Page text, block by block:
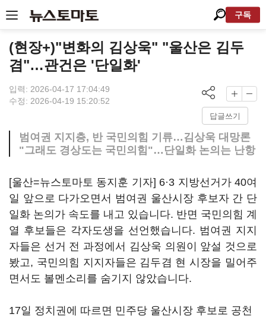
구독
(현장+)"변화의 김상욱" "울산은 김두
겸"…관건은 '단일화'
입력: 2026-04-17 17:04:49
수정: 2026-04-19 15:20:52
답글쓰기
범여권 지지층, 반 국민의힘 기류…김상욱 대망론
"그래도 경상도는 국민의힘"…단일화 논의는 난항
[울산=뉴스토마토 동지훈 기자] 6·3 지방선거가 40여
일 앞으로 다가오면서 범여권 울산시장 후보자 간 단
일화 논의가 속도를 내고 있습니다. 반면 국민의힘 계
열 후보들은 각자도생을 선언했습니다. 범여권 지지
자들은 선거 전 과정에서 김상욱 의원이 앞설 것으로
봤고, 국민의힘 지지자들은 김두겸 현 시장을 밀어주
면서도 볼멘소리를 숨기지 않았습니다.
17일 정치권에 따르면 민주당 울산시장 후보로 공천